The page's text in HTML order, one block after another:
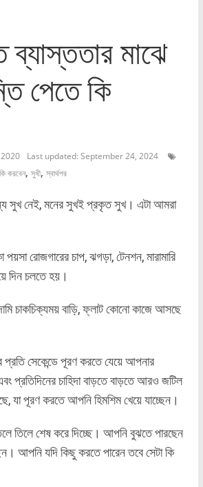
ব্যাস্ততার মাঝে
পেতে কি
Last updated: September 24, 2024
করবেন, সুখী, স্বার্থপর
সুখ নেই, মনের সুখই প্রকৃত সুখ। এটা আমরা
পয়সা রোজগারের চাপ, ঝগড়া, টেনশন, মারামারি
দিন চলতে হয়।
চাকচিক্যময় বাড়ি, ফ্লাট কোনো কাজে আসছে
প্রতি সেকেন্ডে পূরণ করতে যেয়ে আপনার
প্রতিদিনের চাহিদা বাড়তে বাড়তে আরও জটিল
যা পূরণ করতে আপনি হিমশিম খেয়ে যাচ্ছেন।
তিলে শেষ করে দিচ্ছে। আপনি বুঝতে পারছেন
আপনি যদি কিছু করতে পারেন তবে সেটা কি